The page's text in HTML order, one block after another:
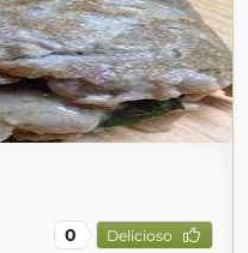
0 Delicioso